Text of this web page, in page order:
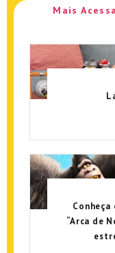
Mais
“Arca de